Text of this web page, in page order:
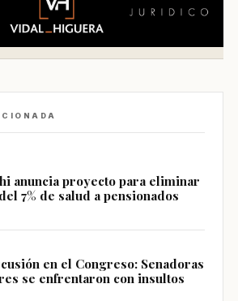
anuncia proyecto para eliminar
7% de salud a pensionados
en el Congreso: Senadoras
se enfrentaron con insultos